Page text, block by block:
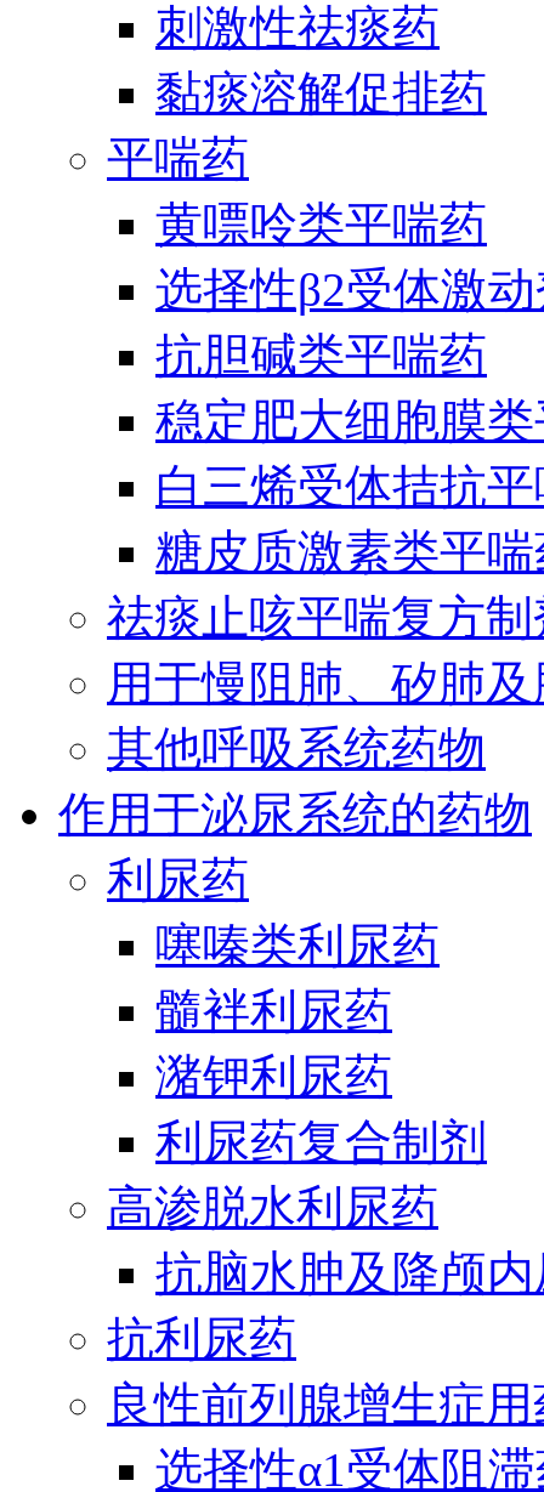
刺激性祛痰药
黏痰溶解促排药
平喘药
黄嘌呤类平喘药
选择性β2受体激
抗胆碱类平喘药
稳定肥大细胞膜
白三烯受体拮抗
糖皮质激素类平
祛痰止咳平喘复方制
用于慢阻肺、矽肺
其他呼吸系统药物
作用于泌尿系统的药物
利尿药
噻嗪类利尿药
髓袢利尿药
潴钾利尿药
利尿药复合制剂
高渗脱水利尿药
抗脑水肿及降颅
抗利尿药
良性前列腺增生症
选择性α1受体阻